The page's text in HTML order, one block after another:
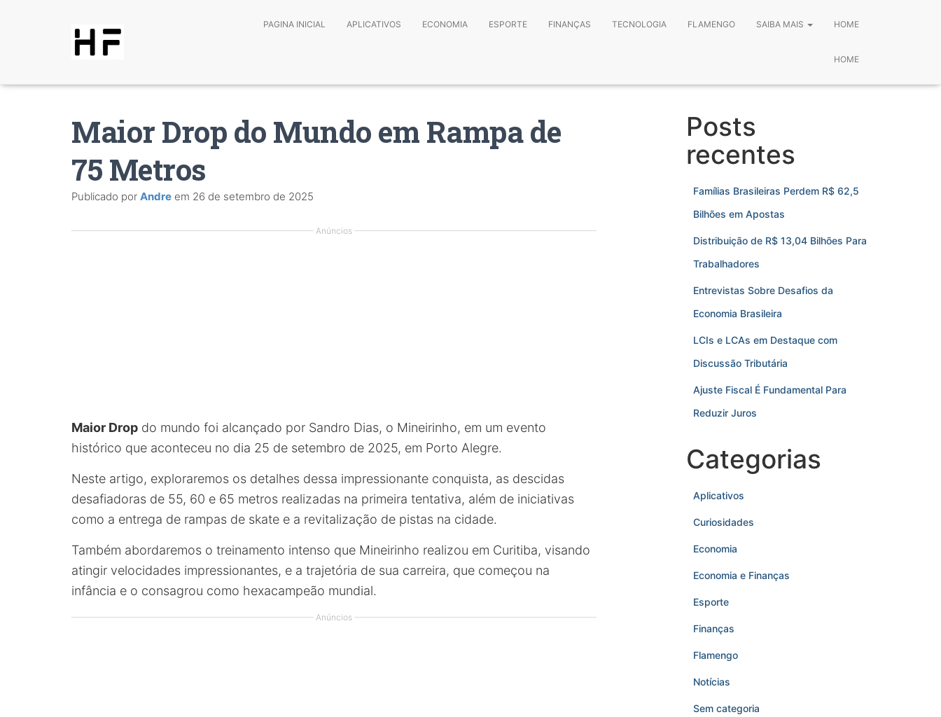
PAGINA INICIAL APLICATIVOS ECONOMIA ESPORTE FINANÇAS TECNOLOGIA FLAMENGO SAIBA MAIS HOME
HOME
Maior Drop do Mundo em Rampa de
75 Metros
Publicado por Andre em 26 de setembro de 2025
Anúncios
Maior Drop do mundo foi alcançado por Sandro Dias, o Mineirinho, em um evento
histórico que aconteceu no dia 25 de setembro de 2025, em Porto Alegre.
Neste artigo, exploraremos os detalhes dessa impressionante conquista, as descidas
desafiadoras de 55, 60 e 65 metros realizadas na primeira tentativa, além de iniciativas
como a entrega de rampas de skate e a revitalização de pistas na cidade.
Também abordaremos o treinamento intenso que Mineirinho realizou em Curitiba, visando
atingir velocidades impressionantes, e a trajetória de sua carreira, que começou na
infância e o consagrou como hexacampeão mundial.
Anúncios
Posts
recentes
Famílias Brasileiras Perdem R$ 62,5
Bilhões em Apostas
Distribuição de R$ 13,04 Bilhões Para
Trabalhadores
Entrevistas Sobre Desafios da
Economia Brasileira
LCIs e LCAs em Destaque com
Discussão Tributária
Ajuste Fiscal É Fundamental Para
Reduzir Juros
Categorias
Aplicativos
Curiosidades
Economia
Economia e Finanças
Esporte
Finanças
Flamengo
Notícias
Sem categoria